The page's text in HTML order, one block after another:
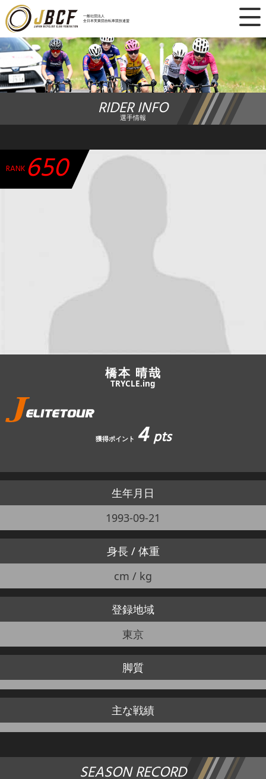
一般社団法人
全日本実業団自転車競技連盟
×
ニュース
レース日程
ランキング
チーム・選手
加盟・登録
エントリー
JBCF ROAD SERIESとは
RIDER INFO
選手情報
RANK 650
橋本 晴哉
TRYCLE.ing
獲得ポイント 4pts
生年月日
1993-09-21
身長 / 体重
cm / kg
登録地域
東京
脚質
主な戦績
SEASON RECORD